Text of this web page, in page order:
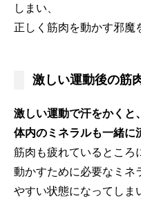
しまい、
正しく筋肉を動かす邪魔
激しい運動後の筋
激しい運動で汗をかくと、
体内のミネラルも一緒に
筋肉も疲れているところ
動かすために必要なミネ
やすい状態になってしま